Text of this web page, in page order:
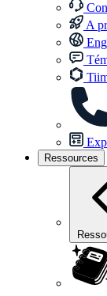
A
Ressources